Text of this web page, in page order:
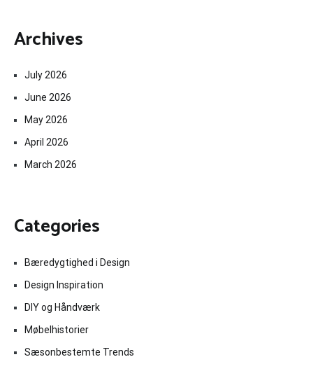
Archives
July 2026
June 2026
May 2026
April 2026
March 2026
Categories
Bæredygtighed i Design
Design Inspiration
DIY og Håndværk
Møbelhistorier
Sæsonbestemte Trends